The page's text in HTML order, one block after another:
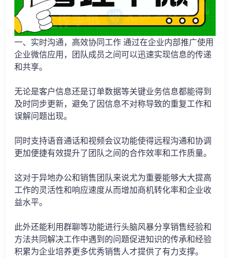
一、实时沟通，高效协同工作 通过在企业内部推广使用
企业微信应用，团队成员之间可以迅速实现信息的传递
和共享。
无论是客户信息还是订单数据等关键业务信息都能得到
及时同步更新，避免了因信息不对称导致的重复工作和
误解问题出现。
同时支持语音通话和视频会议功能使得远程沟通和协调
更加便捷有效提升了团队之间的合作效率和工作质量。
这对于异地办公和销售团队来说尤为重要能够大大提高
工作的灵活性和响应速度从而增加商机转化率和企业收
益水平。
此外还能利用群聊等功能进行头脑风暴分享销售经验和
方法共同解决工作中遇到的问题促进知识的传承和经验
积累为企业培养更多优秀销售人才提供了有力支撑。